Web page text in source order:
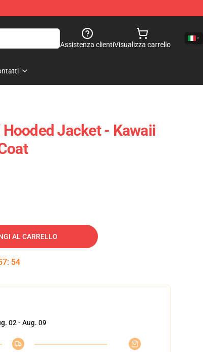
Assistenza clientiVisualizza carrello
Jacket - Kawaii
AL CARRELLO
: 53
02 - Aug. 09